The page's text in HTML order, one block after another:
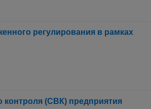
регулирования в рамках
контроля (СВК) предприятия